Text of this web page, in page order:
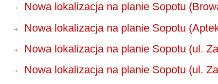
Nowa lokalizacja na planie Sopotu
Nowa lokalizacja na planie Sopotu
Nowa lokalizacja na planie Sopotu (ul.
Nowa lokalizacja na planie Sopotu (ul.